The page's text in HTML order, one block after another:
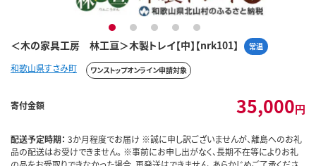
＜木の家具工房 林工亘＞木製トレイ【中】【nrk101】 常温
1 2 3 4 5
和歌山県すさみ町 ワンストップオンライン申請対象
寄付金額 35,000円
配送予定時期： 3か月程度でお届け ※誠に申し訳ございませんが、離島へのお礼
品の配送はお受けできません。 ※事前にお申し出がなく、長期不在等によりお礼